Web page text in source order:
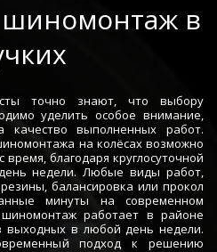
в
точно знают, что выбору
уделить особое внимание,
выполненных работ.
на колёсах возможно
благодаря круглосуточной
недели. Любые виды работ,
балансировка или прокол
минуты на современном
работает в районе
выходных в любой день недели.
подход к решению